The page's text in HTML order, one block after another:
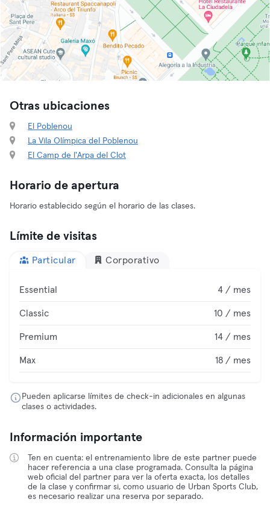
Otras ubicaciones
El Poblenou
La Vila Olímpica del Poblenou
El Camp de l'Arpa del Clot
Horario de apertura
Horario establecido según el horario de las clases.
Límite de visitas
Particular Corporativo
Essential 4 / mes
Classic 10 / mes
Premium 14 / mes
Max 18 / mes
Pueden aplicarse límites de check-in adicionales en algunas
clases o actividades.
Información importante
Ten en cuenta: el entrenamiento libre de este partner puede
hacer referencia a una clase programada. Consulta la página
web oficial del partner para ver la oferta exacta, los detalles
de la clase y confirmar si, como usuario de Urban Sports Club,
es necesario realizar una reserva por separado.